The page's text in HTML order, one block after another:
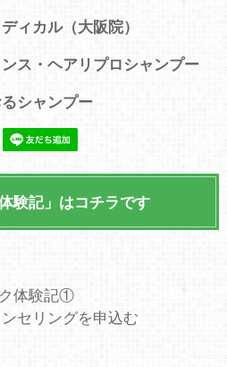
ィカル（大阪院）
ス・ヘアリプロシャンプー
シャンプー
験記」はコチラです
体験記①
セリングを申込む